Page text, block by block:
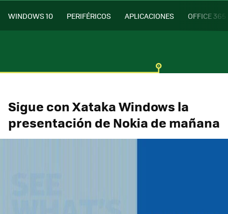
WINDOWS 10 PERIFÉRICOS APLICACIONES OFFICE 365
Sigue con Xataka Windows la
presentación de Nokia de mañana